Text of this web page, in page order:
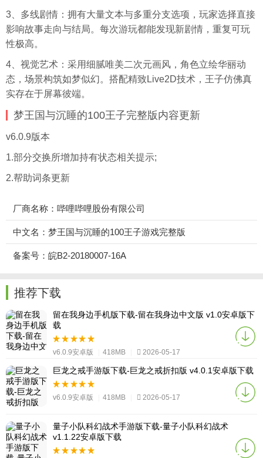
3、多线剧情：拥有大量文本与多重分支选项，玩家选择直接
影响故事走向与结局。每次游玩都能发现新剧情，重复可玩
性极高。
4、视觉艺术：采用细腻唯美二次元画风，角色立绘华丽动
态，场景构筑如梦似幻。搭配精致Live2D技术，王子仿佛真
实存在于屏幕彼端。
梦王国与沉睡的100王子完整版内容更新
v6.0.9版本
1.部分交换所增加持有状态相关提示;
2.帮助词条更新
厂商名称：哔哩哔哩股份有限公司
中文名：梦王国与沉睡的100王子游戏完整版
备案号：皖B2-20180007-16A
推荐下载
留在我身边手机版下载-留在我身边中文版 v1.0安卓版下
载
v6.0.9安卓版 418MB 2026-05-17
巨龙之戒手游版下载-巨龙之戒折扣版 v4.0.1安卓版下载
v6.0.9安卓版 418MB 2026-05-17
量子小队科幻战术手游版下载-量子小队科幻战术
v1.1.22安卓版下载